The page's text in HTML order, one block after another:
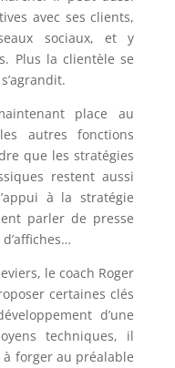
avec ses clients,
sociaux, et y
Plus la clientèle se
place au
autres fonctions
que les stratégies
restent aussi
à la stratégie
parler de presse
le coach Roger
certaines clés
d’une
techniques, il
forger au préalable